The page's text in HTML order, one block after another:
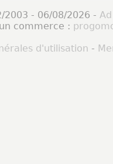
2003 - 06/08/2026 -
commerce :
d'utilisation -